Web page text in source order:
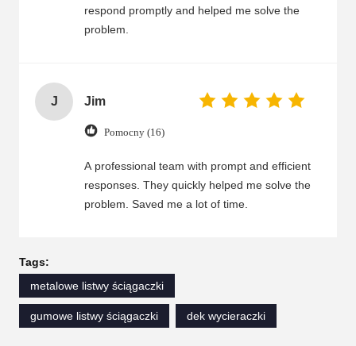
parts.
respond promptly and helped me solve the
problem.
J Jim
Pomocny (16)
A professional team with prompt and efficient
responses. They quickly helped me solve the
problem. Saved me a lot of time.
Tags:
metalowe listwy ściągaczki
gumowe listwy ściągaczki dek wycieraczki